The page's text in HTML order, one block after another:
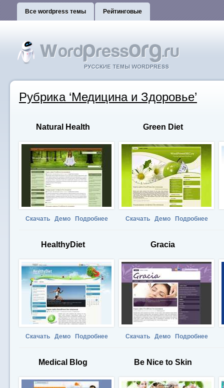
Все wordpress темы Рейтинговые
Рубрика ‘Медицина и Здоровье’
Natural Health
Скачать Демо Подробнее
Green Diet
Скачать Демо Подробнее
HealthyDiet
Скачать Демо Подробнее
Gracia
Скачать Демо Подробнее
Medical Blog Be Nice to Skin